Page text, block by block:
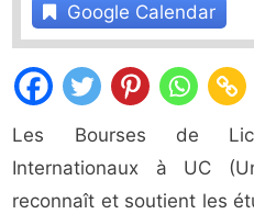
Google Calendar
Les Bourses de
Internationaux à UC
reconnaît et soutient les